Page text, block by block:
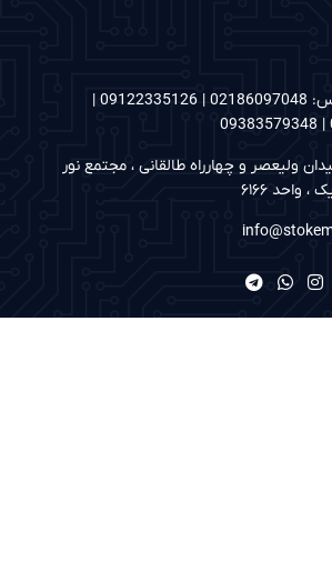
شماره های تماس: 02186097048 | 09122335126 |
ولیعصر و چهارراه طالقانی ، مجتمع نور
۶۱۶۶